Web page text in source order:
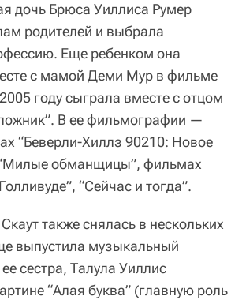
дочь Брюса Уиллиса Румер
родителей и выбрала
Еще ребенком она
с мамой Деми Мур в фильме
году сыграла вместе с отцом
В ее фильмографии —
“Беверли-Хиллз 90210: Новое
“Милые обманщицы”, фильмах
“Сейчас и тогда”.
также снялась в нескольких
выпустила музыкальный
сестра, Талула Уиллис
“Алая буква” (главную роль